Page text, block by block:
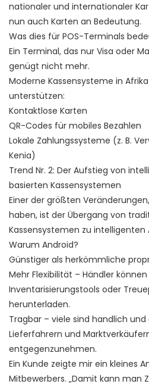
nationaler und internationaler
nun auch Karten an Bedeutung.
Was dies für POS-Terminals
Ein Terminal, das nur Visa oder
genügt nicht mehr.
Moderne Kassensysteme in
unterstützen:
Kontaktlose Karten
QR-Codes für mobiles Bezahlen
Lokale Zahlungssysteme (z. B.
Kenia)
Trend Nr. 2: Der Aufstieg von
basierten Kassensystemen
Einer der größten
haben, ist der Übergang von
Kassensystemen zu
Warum Android?
Günstiger als herkömmliche
Mehr Flexibilität – Händler
Inventarisierungstools oder
herunterladen.
Tragbar – viele sind handlich
Lieferfahrern und
entgegenzunehmen.
Ein Kunde zeigte mir ein kleines
Mitbewerbers. „Damit kann man